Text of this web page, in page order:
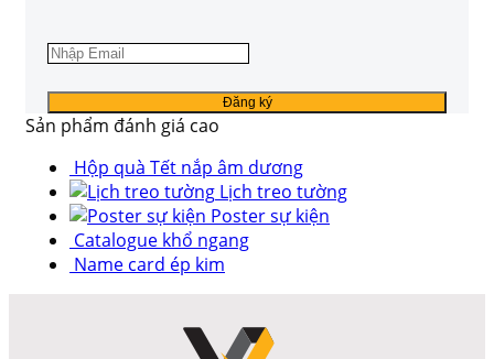
Sản phẩm đánh giá cao
Hộp quà Tết nắp âm dương
Lịch treo tường
Poster sự kiện
Catalogue khổ ngang
Name card ép kim